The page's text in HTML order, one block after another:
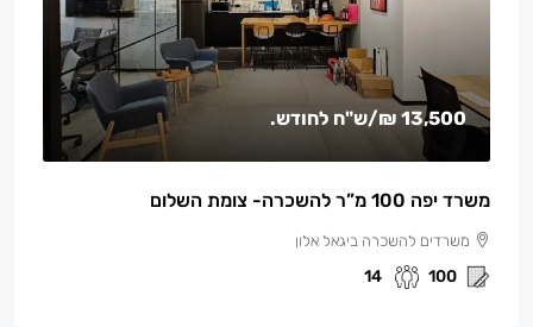
13,500 ₪ /ש"ח לחודש.
משרד יפה 100 מ”ר להשכרה- צומת השלום
משרדים להשכרה ביגאל אלון
100
14